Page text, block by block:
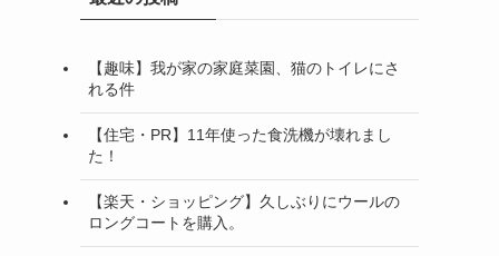
【趣味】我が家の家庭菜園、猫のトイレにさ
れる件
【住宅・PR】11年使った食洗機が壊れまし
た！
【楽天・ショッピング】久しぶりにウールの
ロングコートを購入。